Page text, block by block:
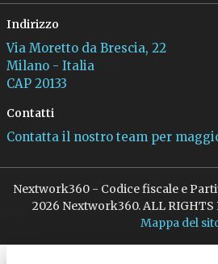
Indirizzo
Via Moretto da Brescia, 22
Milano - Italia
CAP 20133
Contatti
Contatta il nostro team per
Nextwork360 - Codice fiscale e
2026 Nextwork360. ALL RIGHTS
Mappa del